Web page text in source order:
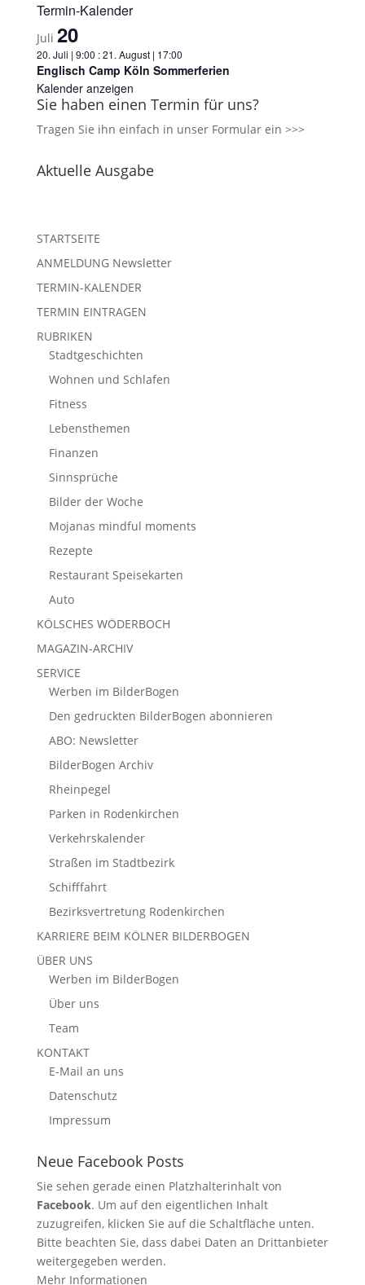
Termin-Kalender
Juli 20
20. Juli | 9:00 :21. August | 17:00
Englisch Camp Köln Sommerferien
Kalender anzeigen
Sie haben einen Termin für uns?
Tragen Sie ihn einfach in unser Formular ein >>>
Aktuelle Ausgabe
STARTSEITE
ANMELDUNG Newsletter
TERMIN-KALENDER
TERMIN EINTRAGEN
RUBRIKEN
Stadtgeschichten
Wohnen und Schlafen
Fitness
Lebensthemen
Finanzen
Sinnsprüche
Bilder der Woche
Mojanas mindful moments
Rezepte
Restaurant Speisekarten
Auto
KÖLSCHES WÖDERBOCH
MAGAZIN-ARCHIV
SERVICE
Werben im BilderBogen
Den gedruckten BilderBogen abonnieren
ABO: Newsletter
BilderBogen Archiv
Rheinpegel
Parken in Rodenkirchen
Verkehrskalender
Straßen im Stadtbezirk
Schifffahrt
Bezirksvertretung Rodenkirchen
KARRIERE BEIM KÖLNER BILDERBOGEN
ÜBER UNS
Werben im BilderBogen
Über uns
Team
KONTAKT
E-Mail an uns
Datenschutz
Impressum
Neue Facebook Posts
Sie sehen gerade einen Platzhalterinhalt von
Facebook. Um auf den eigentlichen Inhalt
zuzugreifen, klicken Sie auf die Schaltfläche unten.
Bitte beachten Sie, dass dabei Daten an Drittanbieter
weitergegeben werden.
Mehr Informationen